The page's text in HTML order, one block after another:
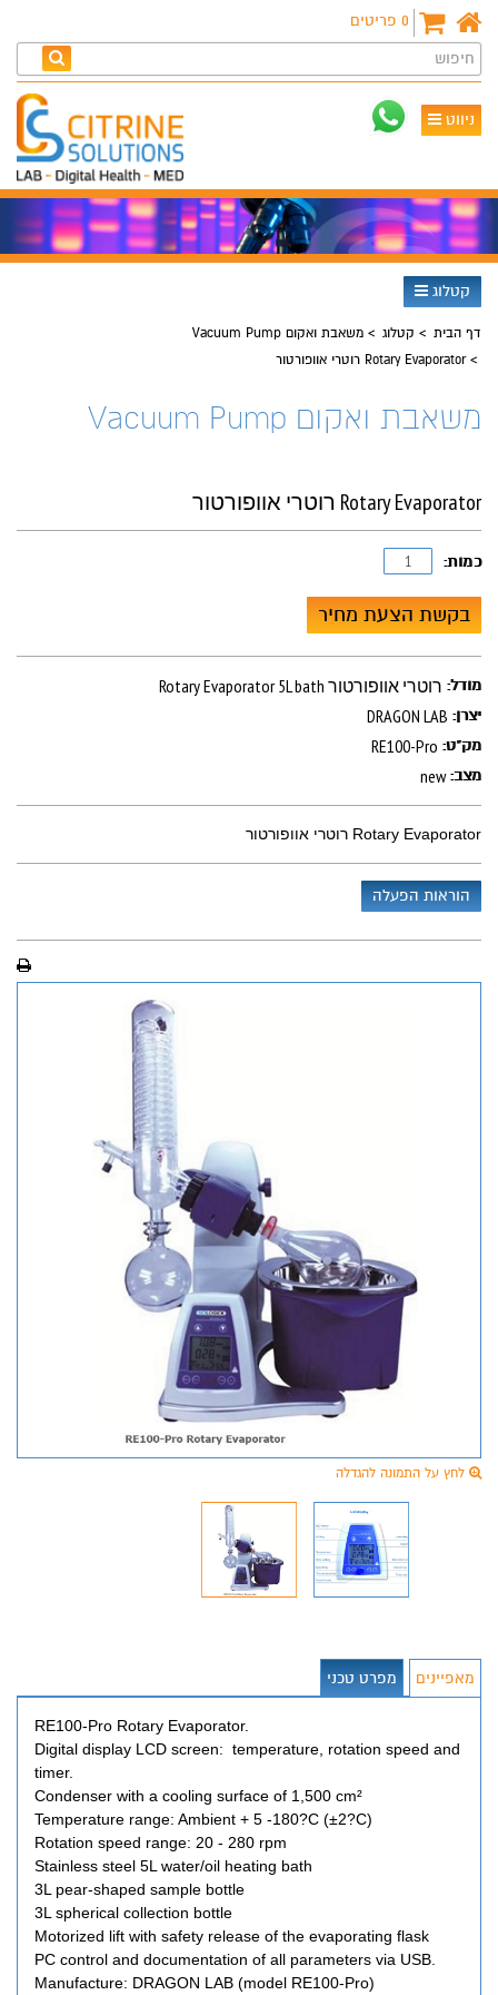
0 פריטים
חיפוש
ניווט
קטלוג
דף הבית קטלוג
משאבת ואקום Vacuum Pump
Rotary Evaporator רוטרי אוופורטור
משאבת ואקום Vacuum Pump
Rotary Evaporator רוטרי אוופורטור
כמות:
בקשת הצעת מחיר
מודל: Rotary Evaporator 5L bath רוטרי אוופורטור
יצרן: DRAGON LAB
מק"ט: RE100-Pro
מצב: new
Rotary Evaporator רוטרי אוופורטור
הוראות הפעלה
לחץ על התמונה להגדלה
מאפיינים מפרט טכני
RE100-Pro Rotary Evaporator.
Digital display LCD screen: temperature, rotation speed and
timer.
Condenser with a cooling surface of 1,500 cm²
Temperature range: Ambient + 5 -180?C (±2?C)
Rotation speed range: 20 - 280 rpm
Stainless steel 5L water/oil heating bath
3L pear-shaped sample bottle
3L spherical collection bottle
Motorized lift with safety release of the evaporating flask
PC control and documentation of all parameters via USB.
Manufacture: DRAGON LAB (model RE100-Pro)